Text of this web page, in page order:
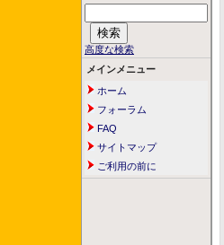
高度な検索
メインメニュー
ホーム
フォーラム
FAQ
サイトマップ
ご利用の前に